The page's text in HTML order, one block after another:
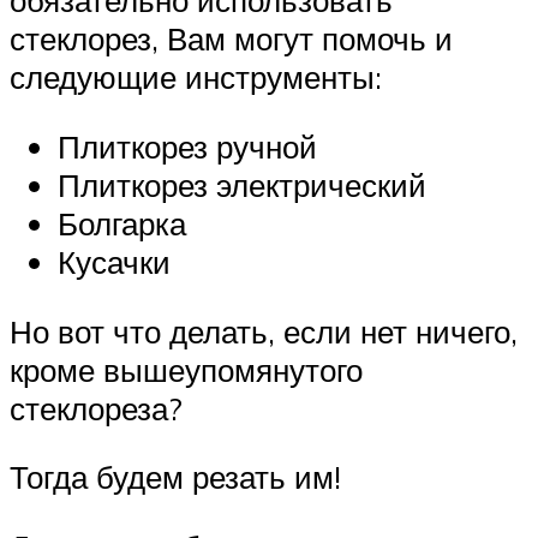
стеклорез, Вам могут помочь и
следующие инструменты:
Плиткорез ручной
Плиткорез электрический
Болгарка
Кусачки
Но вот что делать, если нет ничего,
кроме вышеупомянутого
стеклореза?
Тогда будем резать им!